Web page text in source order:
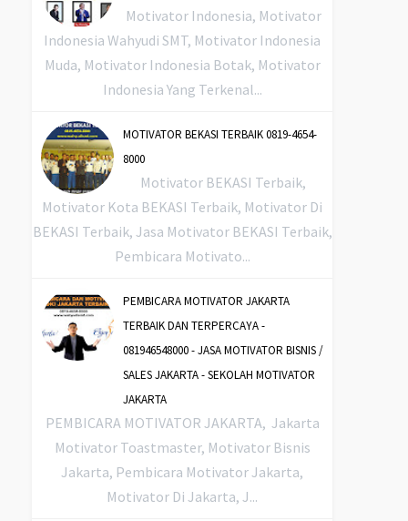
Motivator Indonesia, Motivator
Indonesia Wahyudi SMT, Motivator Indonesia
Muda, Motivator Indonesia Botak, Motivator
Indonesia Yang Terkenal...
MOTIVATOR BEKASI TERBAIK 0819-4654-
8000
Motivator BEKASI Terbaik,
Motivator Kota BEKASI Terbaik, Motivator Di
BEKASI Terbaik, Jasa Motivator BEKASI Terbaik,
Pembicara Motivato...
PEMBICARA MOTIVATOR JAKARTA
TERBAIK DAN TERPERCAYA -
081946548000 - JASA MOTIVATOR BISNIS /
SALES JAKARTA - SEKOLAH MOTIVATOR
JAKARTA
PEMBICARA MOTIVATOR JAKARTA, Jakarta
Motivator Toastmaster, Motivator Bisnis
Jakarta, Pembicara Motivator Jakarta,
Motivator Di Jakarta, J...